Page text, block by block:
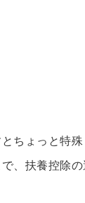
ちょっと特
、扶養控除の